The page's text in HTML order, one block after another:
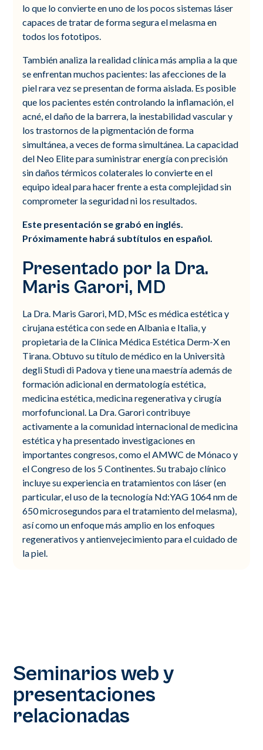
lo que lo convierte en uno de los pocos sistemas láser
capaces de tratar de forma segura el melasma en
todos los fototipos.
También analiza la realidad clínica más amplia a la que
se enfrentan muchos pacientes: las afecciones de la
piel rara vez se presentan de forma aislada. Es posible
que los pacientes estén controlando la inflamación, el
acné, el daño de la barrera, la inestabilidad vascular y
los trastornos de la pigmentación de forma
simultánea, a veces de forma simultánea. La capacidad
del Neo Elite para suministrar energía con precisión
sin daños térmicos colaterales lo convierte en el
equipo ideal para hacer frente a esta complejidad sin
comprometer la seguridad ni los resultados.
Este presentación se grabó en inglés.
Próximamente habrá subtítulos en español.
Presentado por la Dra.
Maris Garori, MD
La Dra. Maris Garori, MD, MSc es médica estética y
cirujana estética con sede en Albania e Italia, y
propietaria de la Clínica Médica Estética Derm-X en
Tirana. Obtuvo su título de médico en la Università
degli Studi di Padova y tiene una maestría además de
formación adicional en dermatología estética,
medicina estética, medicina regenerativa y cirugía
morfofuncional. La Dra. Garori contribuye
activamente a la comunidad internacional de medicina
estética y ha presentado investigaciones en
importantes congresos, como el AMWC de Mónaco y
el Congreso de los 5 Continentes. Su trabajo clínico
incluye su experiencia en tratamientos con láser (en
particular, el uso de la tecnología Nd:YAG 1064 nm de
650 microsegundos para el tratamiento del melasma),
así como un enfoque más amplio en los enfoques
regenerativos y antienvejecimiento para el cuidado de
la piel.
Seminarios web y
presentaciones
relacionadas